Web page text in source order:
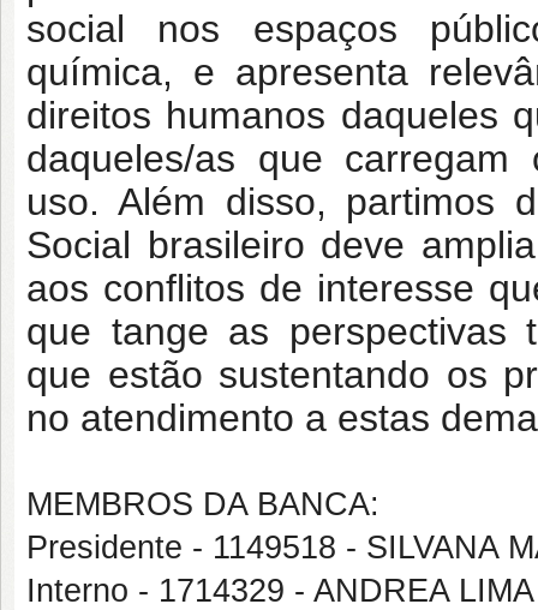
social nos espaços
química, e apresenta
direitos humanos daqueles
daqueles/as que
uso. Além disso, partimos
Social brasileiro deve
aos conflitos de interesse
que tange as perspectivas
que estão sustentando os
no atendimento a estas
MEMBROS DA BANCA:
Presidente - 1149518 - SILVANA
Interno - 1714329 - ANDREA